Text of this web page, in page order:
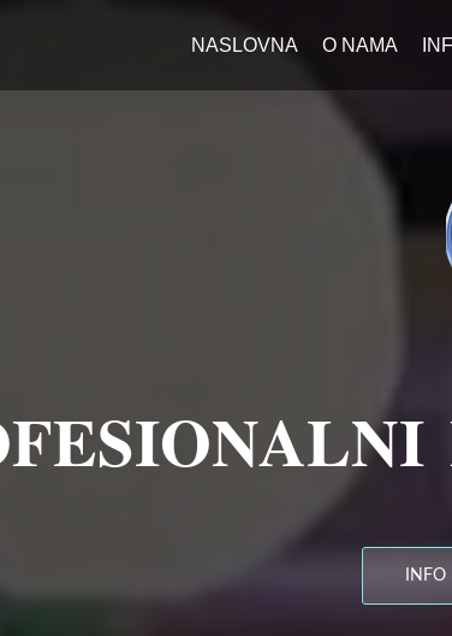
NASLOVNA O NAMA
INFO